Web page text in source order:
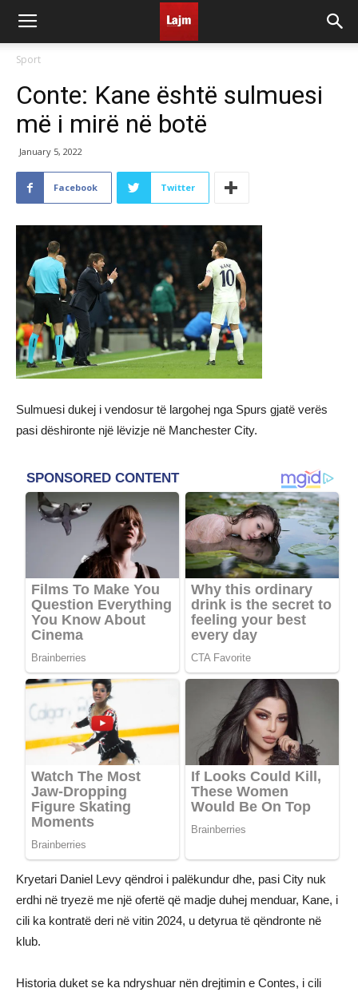
Sport
Conte: Kane është sulmuesi
më i mirë në botë
January 5, 2022
Facebook Twitter
Sulmuesi dukej i vendosur të largohej nga Spurs gjatë verës
pasi dëshironte një lëvizje në Manchester City.
Kryetari Daniel Levy qëndroi i palëkundur dhe, pasi City nuk
erdhi në tryezë me një ofertë që madje duhej menduar, Kane, i
cili ka kontratë deri në vitin 2024, u detyrua të qëndronte në
klub.
Historia duket se ka ndryshuar nën drejtimin e Contes, i cili